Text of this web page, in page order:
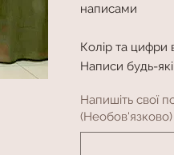
написами
Колір та цифри
Написи будь-які
Напишіть свої
(Необов'язково)